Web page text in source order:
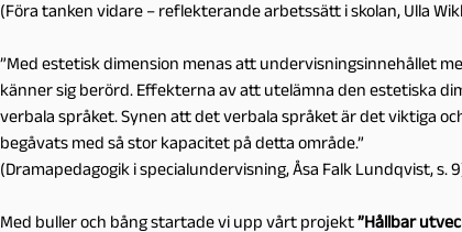
(Föra tanken vidare – reflekterande arbetssätt i skolan, Ulla
”Med estetisk dimension menas att undervisningsinnehållet
känner sig berörd. Effekterna av att utelämna den estetiska
verbala språket. Synen att det verbala språket är det viktiga
begåvats med så stor kapacitet på detta område.”
(Dramapedagogik i specialundervisning, Åsa Falk Lundqvist, s.
Med buller och bång startade vi upp vårt projekt”Hållbar